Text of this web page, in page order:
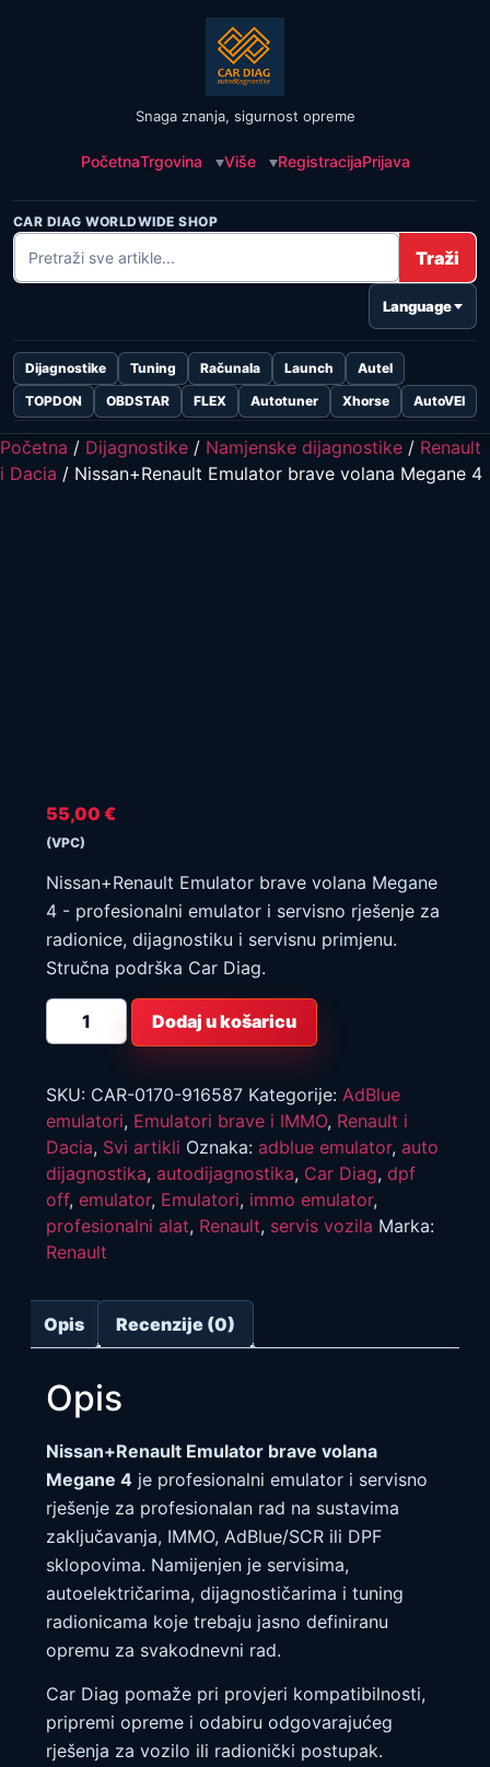
Snaga znanja, sigurnost opreme
PočetnaTrgovina Više RegistracijaPrijava
CAR DIAG WORLDWIDE SHOP
Traži
Language
Dijagnostike Tuning Računala Launch
Autel
TOPDON
OBDSTAR FLEX Autotuner Xhorse AutoVEI
Početna / Dijagnostike / Namjenske dijagnostike / Renault
i Dacia / Nissan+Renault Emulator brave volana Megane 4
55,00 €
(VPC)
Nissan+Renault Emulator brave volana Megane
4 - profesionalni emulator i servisno rješenje za
radionice, dijagnostiku i servisnu primjenu.
Stručna podrška Car Diag.
Nissan+Renault
Emulator
brave
4
količina
Dodaj u košaricu
SKU: CAR-0170-916587 Kategorije: AdBlue
emulatori, Emulatori brave i IMMO, Renault i
Dacia, Svi artikli Oznaka: adblue emulator, auto
dijagnostika, autodijagnostika, Car Diag, dpf
off, emulator, Emulatori, immo emulator,
profesionalni alat, Renault, servis vozila Marka:
Renault
Opis Recenzije (0)
Opis
Nissan+Renault Emulator brave volana
Megane 4 je profesionalni emulator i servisno
rješenje za profesionalan rad na sustavima
zaključavanja, IMMO, AdBlue/SCR ili DPF
sklopovima. Namijenjen je servisima,
autoelektričarima, dijagnostičarima i tuning
radionicama koje trebaju jasno definiranu
opremu za svakodnevni rad.
Car Diag pomaže pri provjeri kompatibilnosti,
pripremi opreme i odabiru odgovarajućeg
rješenja za vozilo ili radionički postupak.